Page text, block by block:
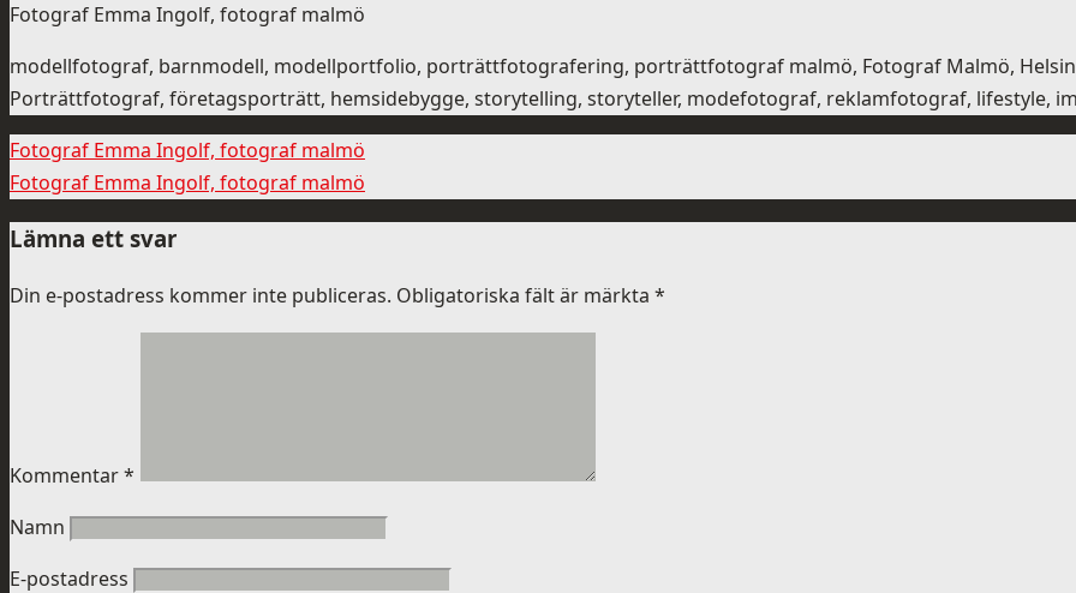
Fotograf Emma Ingolf, fotograf malmö
modellfotograf, barnmodell, modellportfolio, porträttfotografering, porträttfotograf malmö, Fotograf Malmö,
Porträttfotograf, företagsporträtt, hemsidebygge, storytelling, storyteller, modefotograf, reklamfotograf, lifestyle,
Fotograf Emma Ingolf, fotograf malmö
Fotograf Emma Ingolf, fotograf malmö
Lämna ett svar
Din e-postadress kommer inte publiceras. Obligatoriska fält är märkta *
Kommentar*
Namn
E-postadress